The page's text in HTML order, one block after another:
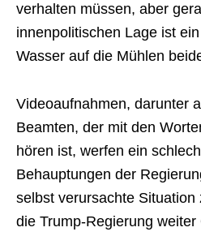
verhalten müssen, aber
innenpolitischen Lage ist
Wasser auf die Mühlen
Videoaufnahmen, darunter
Beamten, der mit den
hören ist, werfen ein
Behauptungen der
selbst verursachte
die Trump-Regierung